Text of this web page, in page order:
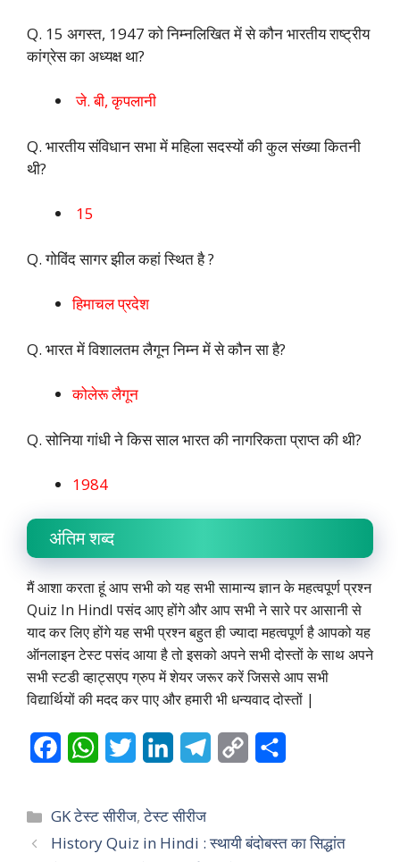
Q. 15 अगस्त, 1947 को निम्नलिखित में से कौन भारतीय राष्ट्रीय
कांग्रेस का अध्यक्ष था?
जे. बी, कृपलानी
Q. भारतीय संविधान सभा में महिला सदस्यों की कुल संख्या कितनी
थी?
15
Q. गोविंद सागर झील कहां स्थित है ?
हिमाचल प्रदेश
Q. भारत में विशालतम लैगून निम्न में से कौन सा है?
कोलेरू लैगून
Q. सोनिया गांधी ने किस साल भारत की नागरिकता प्राप्त की थी?
1984
अंतिम शब्द
मैं आशा करता हूं आप सभी को यह सभी सामान्य ज्ञान के महत्वपूर्ण प्रश्न
Quiz In HindI पसंद आए होंगे और आप सभी ने सारे पर आसानी से
याद कर लिए होंगे यह सभी प्रश्न बहुत ही ज्यादा महत्वपूर्ण है आपको यह
ऑनलाइन टेस्ट पसंद आया है तो इसको अपने सभी दोस्तों के साथ अपने
सभी स्टडी व्हाट्सएप ग्रुप में शेयर जरूर करें जिससे आप सभी
विद्यार्थियों की मदद कर पाए और हमारी भी धन्यवाद दोस्तों |
c
e
W
a
t
i
t
n
k
e
y
r
Categories
GK टेस्ट सीरीज,टेस्ट सीरीज
History Quiz in Hindi : स्थायी बंदोबस्त का सिद्धांत